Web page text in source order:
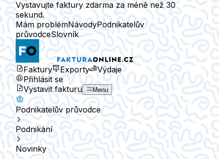
Vystavujte faktury zdarma za méně než 30
sekund.
Mám problémNávodyPodnikatelův
průvodceSlovník
Faktury Exporty
Výdaje
Přihlásit se
Vystavit fakturu
Menu
Podnikatelův průvodce
Podnikání
Novinky